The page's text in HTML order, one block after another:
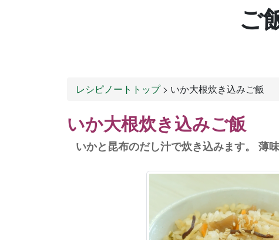
ご
レシピノートトップ> いか大根炊き込みご飯
いか大根炊き込みご飯
いかと昆布のだし汁で炊き込みます。 薄味